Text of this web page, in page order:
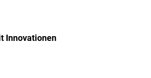
Innovationen